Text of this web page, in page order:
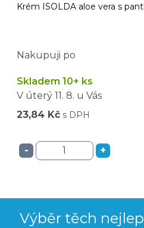
Krém ISOLDA aloe vera s
Nakupuji po
Skladem 10+ ks
V úterý 11. 8. u Vás
23,84 Kč s DPH
- +
Výběr těch